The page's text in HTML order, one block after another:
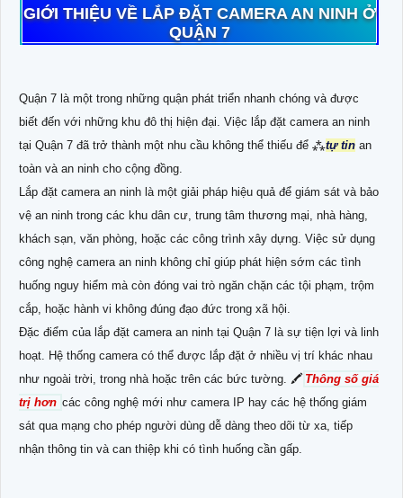
GIỚI THIỆU VỀ LẮP ĐẶT CAMERA AN NINH Ở
QUẬN 7
Quận 7 là một trong những quận phát triển nhanh chóng và được
biết đến với những khu đô thị hiện đại. Việc lắp đặt camera an ninh
tại Quận 7 đã trở thành một nhu cầu không thể thiếu để ⁂tự tin an
toàn và an ninh cho cộng đồng.
Lắp đặt camera an ninh là một giải pháp hiệu quả để giám sát và bảo
vệ an ninh trong các khu dân cư, trung tâm thương mại, nhà hàng,
khách sạn, văn phòng, hoặc các công trình xây dựng. Việc sử dụng
công nghệ camera an ninh không chỉ giúp phát hiện sớm các tình
huống nguy hiểm mà còn đóng vai trò ngăn chặn các tội phạm, trộm
cắp, hoặc hành vi không đúng đạo đức trong xã hội.
Đặc điểm của lắp đặt camera an ninh tại Quận 7 là sự tiện lợi và linh
hoạt. Hệ thống camera có thể được lắp đặt ở nhiều vị trí khác nhau
như ngoài trời, trong nhà hoặc trên các bức tường. 🖍 Thông số giá
trị hơn các công nghệ mới như camera IP hay các hệ thống giám
sát qua mạng cho phép người dùng dễ dàng theo dõi từ xa, tiếp
nhận thông tin và can thiệp khi có tình huống cần gấp.